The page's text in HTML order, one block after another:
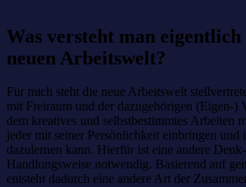
Was versteht man
neuen Arbeitswelt?
Für mich steht die neue Arbeitswelt
mit Freiraum und der dazugehörigen (Eigen-)
dem kreatives und selbstbestimmtes Arbeiten
jeder mit seiner Persönlichkeit einbringen und
dazulernen kann. Hierfür ist eine andere
Handlungsweise notwendig. Basierend auf
entsteht dadurch eine andere Art der